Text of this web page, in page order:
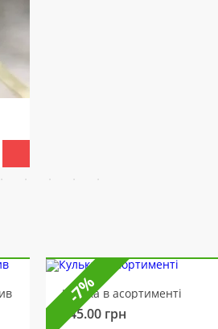
Кулька в асортименті
145.00 грн
-7%